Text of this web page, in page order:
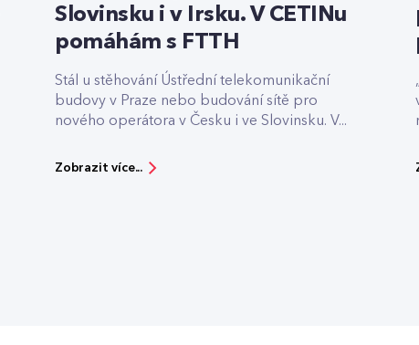
Slovinsku i v Irsku. V CETINu
pomáhám s FTTH
Stál u stěhování Ústřední telekomunikační
budovy v Praze nebo budování sítě pro
nového operátora v Česku i ve Slovinsku. V...
Zobrazit více...